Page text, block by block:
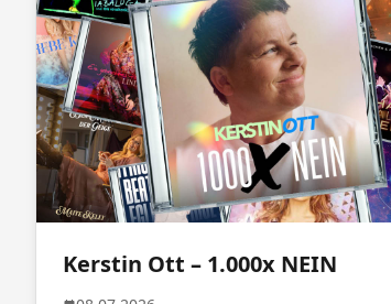
Kerstin Ott – 1.000x NEIN